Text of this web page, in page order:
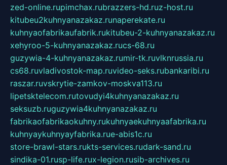
zed-online.rupimchax.rubrazzers-hd.ruz-host.ru
kitubeu2kuhnyanazakaz.runaperekate.ru
kuhnyaofabrikaufabrik.rukitubeu-2-kuhnyanazakaz.ru
xehyroo-5-kuhnyanazakaz.rucs-68.ru
guzywia-4-kuhnyanazakaz.rumir-tk.ruvlknrussia.ru
cs68.ruvladivostok-map.ruvideo-seks.rubankaribi.ru
raszar.ruvskrytie-zamkov-moskva113.ru
lipetsktelecom.rutovudyi4kuhnyanazakaz.ru
seksuzb.ruguzywia4kuhnyanazakaz.ru
fabrikaofabrikaokuhny.rukuhnyaekuhnyaafabrika.ru
kuhnyaykuhnyayfabrika.rue-abis1c.ru
store-brawl-stars.rukts-services.rudark-sand.ru
sindika-01.rusp-life.rux-legion.rusib-archives.ru